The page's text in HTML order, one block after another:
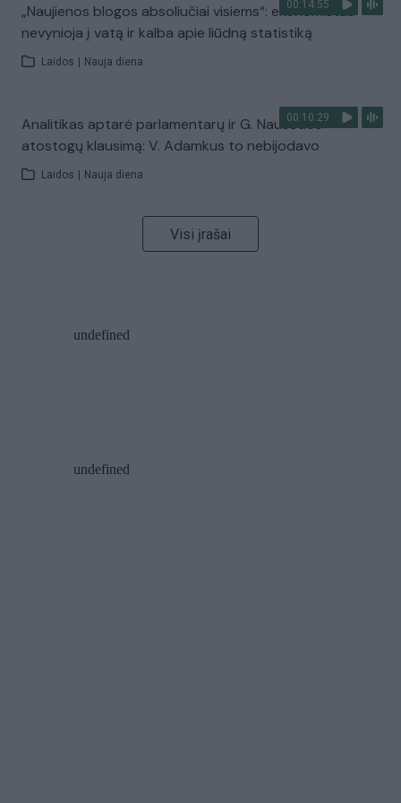
00:14:55
„Naujienos blogos absoliučiai visiems“: ekonomistas
nevynioja į vatą ir kalba apie liūdną statistiką
Laidos Nauja diena
00:10:29
Analitikas aptarė parlamentarų ir G. Nausėdos
atostogų klausimą: V. Adamkus to nebijodavo
Laidos Nauja diena
Visi įrašai